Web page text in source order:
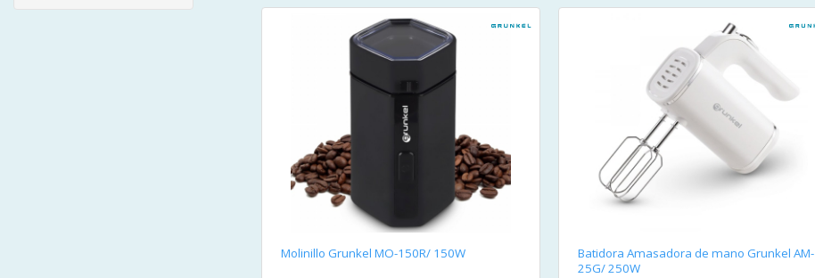
Molinillo Grunkel MO-150R/ 150W
Batidora Amasadora de mano Grunkel AM-
25G/ 250W